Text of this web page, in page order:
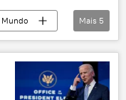
Mundo
Japão
Mais 5